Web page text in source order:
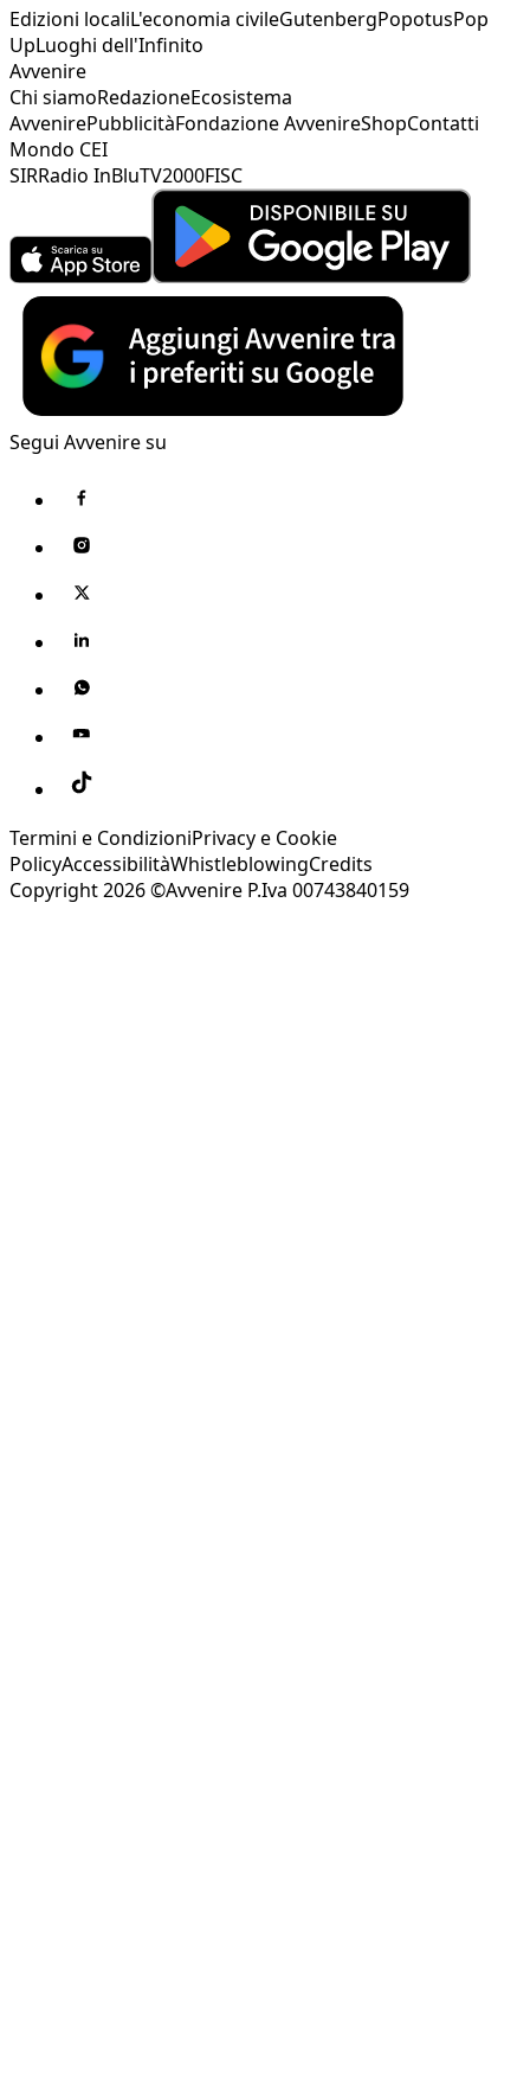
Edizioni localiL'economia civileGutenbergPopotusPop
UpLuoghi dell'Infinito
Avvenire
Chi siamoRedazioneEcosistema
AvvenirePubblicitàFondazione AvvenireShopContatti
Mondo CEI
SIRRadio InBluTV2000FISC
Segui Avvenire su
Termini e CondizioniPrivacy e Cookie
PolicyAccessibilitàWhistleblowingCredits
Copyright 2026 ©Avvenire P.Iva 00743840159